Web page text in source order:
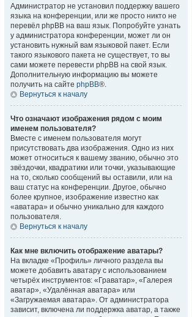
Администратор не установил поддержку вашего
языка на конференции, или же просто никто не
перевёл phpBB на ваш язык. Попробуйте узнать
у администратора конференции, может ли он
установить нужный вам языковой пакет. Если
такого языкового пакета не существует, то вы
сами можете перевести phpBB на свой язык.
Дополнительную информацию вы можете
получить на сайте phpBB®.
Вернуться к началу
Что означают изображения рядом с моим
именем пользователя?
Вместе с именем пользователя могут
присутствовать два изображения. Одно из них
может относиться к вашему званию, обычно это
звёздочки, квадратики или точки, указывающие
на то, сколько сообщений вы оставили, или на
ваш статус на конференции. Другое, обычно
более крупное, изображение известно как
«аватара» и обычно уникально для каждого
пользователя.
Вернуться к началу
Как мне включить отображение аватары?
На вкладке «Профиль» личного раздела вы
можете добавить аватару с использованием
четырёх инструментов: «Граватар», «Галерея
аватар», «Удалённая аватара» или
«Загружаемая аватара». От администратора
зависит, включена ли поддержка аватар, а также